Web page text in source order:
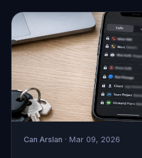
Can Arslan · Mar 09, 2026